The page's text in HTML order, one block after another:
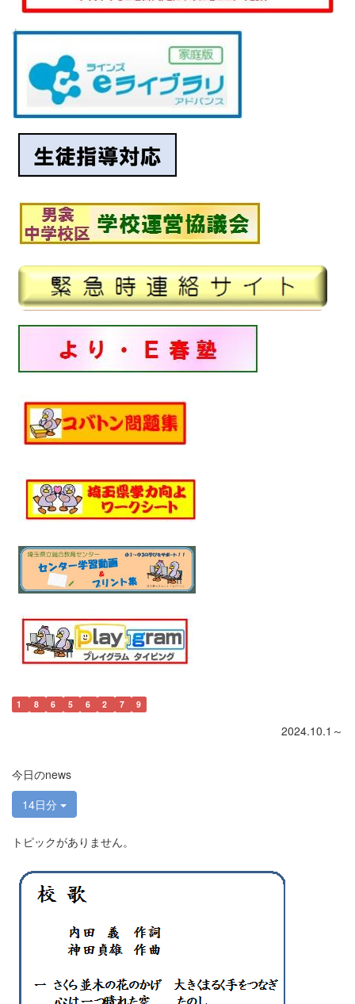
1 8 6 5 6 2 7 9
2024.10.1～
今日のnews
14日分
トピックがありません。